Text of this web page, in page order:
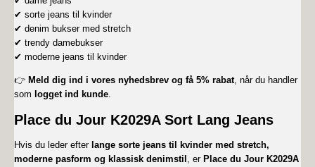
✔ sorte jeans til kvinder
✔ denim bukser med stretch
✔ trendy damebukser
✔ moderne jeans til kvinder
👉 Meld dig ind i vores nyhedsbrev og få 5% rabat, når du handler
som logget ind kunde.
Place du Jour K2029A Sort Lang Jeans
Hvis du leder efter lange sorte jeans til kvinder med stretch,
moderne pasform og klassisk denimstil , er Place du Jour K2029A